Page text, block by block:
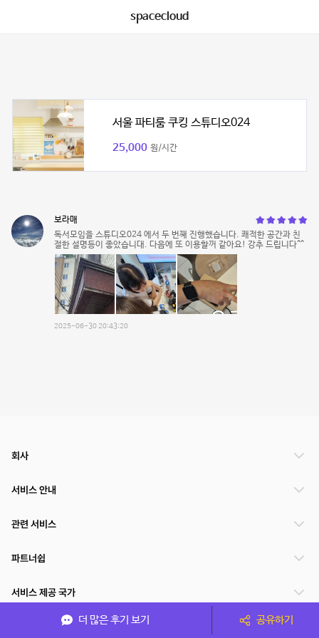
spacecloud
서울 파티룸 쿠킹 스튜디오024
25,000 원/시간
보라매
독서모임을 스튜디오024 에서 두 번째 진행했습니다. 쾌적한 공간과 친
절한 설명등이 좋았습니대. 다음에 또 이용할꺼 같아요! 강추 드립니다^^
2025-06-30 20:43:20
더 많은 후기 보기 공유하기
회사
서비스 안내
관련 서비스
파트너쉽
서비스 제공 국가